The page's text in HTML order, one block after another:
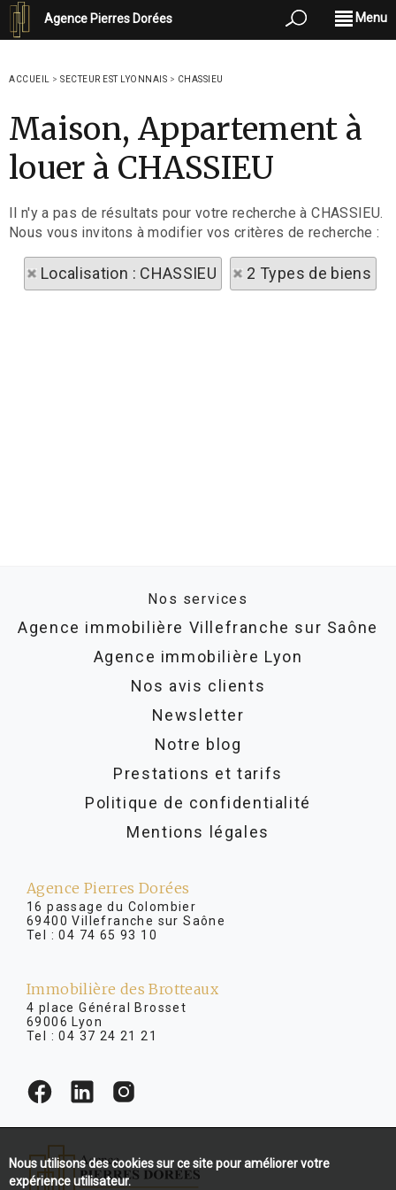
Agence Pierres Dorées Menu
ACCUEIL > SECTEUR EST LYONNAIS > CHASSIEU
Maison, Appartement à
louer à CHASSIEU
Il n'y a pas de résultats pour votre recherche à CHASSIEU.
Nous vous invitons à modifier vos critères de recherche :
Localisation : CHASSIEU 2 Types de biens
Nos services
Agence immobilière Villefranche sur Saône
Agence immobilière Lyon
Nos avis clients
Newsletter
Notre blog
Prestations et tarifs
Politique de confidentialité
Mentions légales
Agence Pierres Dorées
16 passage du Colombier
69400 Villefranche sur Saône
Tel :04 74 65 93 10
Immobilière des Brotteaux
4 place Général Brosset
69006 Lyon
Tel :04 37 24 21 21
Nous utilisons des cookies sur ce site pour améliorer votre
expérience utilisateur.